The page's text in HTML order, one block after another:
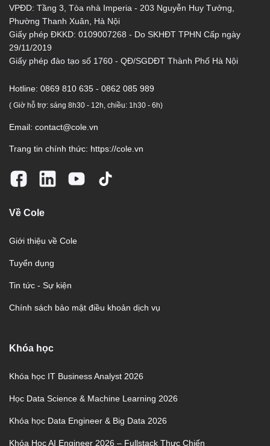
VPĐD: Tầng 3, Tòa nhà Imperia - 203 Nguyễn Huy Tưởng,
Phường Thanh Xuân, Hà Nội
Giấy phép ĐKKD: 0109007268 - Do SKHĐT TPHN Cấp ngày
29/11/2019
Giấy phép đào tạo số 1760 - QĐ/SGDĐT Thành Phố Hà Nội
Hotline: 0869 810 635 - 0862 085 989
( Giờ hỗ trợ: sáng 8h30 - 12h, chiều: 1h30 - 6h)
Email: contact@cole.vn
Trang tin chính thức: https://cole.vn
Về Cole
Giới thiệu về Cole
Tuyển dụng
Tin tức - Sự kiện
Chính sách bảo mật điều khoản dịch vụ
Khóa học
Khóa học IT Business Analyst 2026
Học Data Science & Machine Learning 2026
Khóa học Data Engineer & Big Data 2026
Khóa Học AI Engineer 2026 – Fullstack Thực Chiến